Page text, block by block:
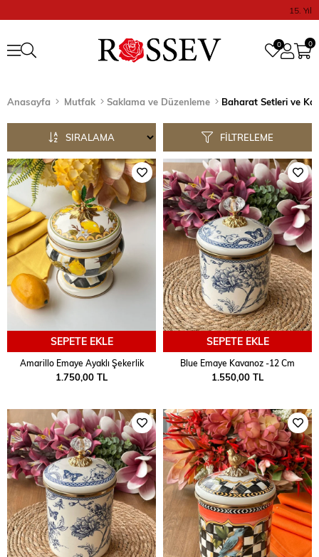
15. Yıl
0
0
Anasayfa Mutfak Saklama ve Düzenleme Baharat Setleri ve
FILTRELEME
SIRALAMA
SEPETE EKLE
Amarillo Emaye Ayaklı Şekerlik
1.750,00 TL
SEPETE EKLE
Blue Emaye Kavanoz -12 Cm
1.550,00 TL